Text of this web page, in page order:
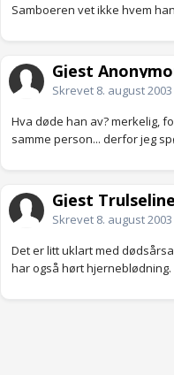
Samboeren vet ikke hvem
Gjest
Skrevet 8. august 2003
Hva døde han av? merkelig,
samme person... derfor jeg
Gjest
Skrevet 8. august 2003
Det er litt uklart med
har også hørt hjerneblødning.